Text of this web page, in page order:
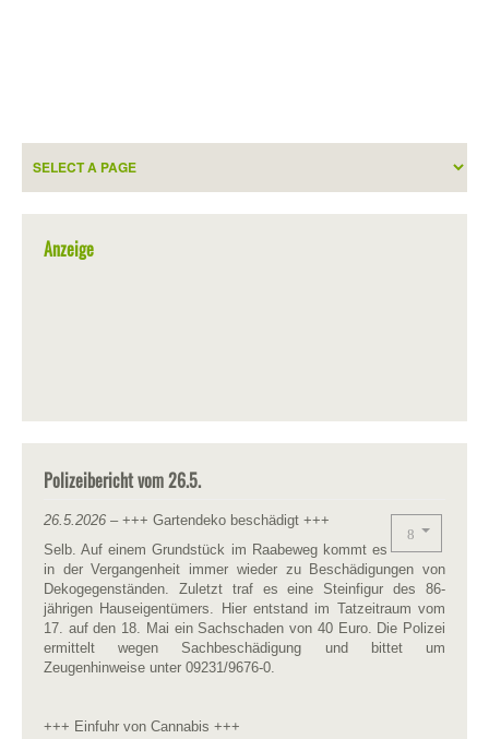
Anzeige
Polizeibericht vom 26.5.
26.5.2026 –+++ Gartendeko beschädigt +++
Selb. Auf einem Grundstück im Raabeweg kommt es
in der Vergangenheit immer wieder zu Beschädigungen von
Dekogegenständen. Zuletzt traf es eine Steinfigur des 86-
jährigen Hauseigentümers. Hier entstand im Tatzeitraum vom
17. auf den 18. Mai ein Sachschaden von 40 Euro. Die Polizei
ermittelt wegen Sachbeschädigung und bittet um
Zeugenhinweise unter 09231/9676-0.
+++ Einfuhr von Cannabis +++